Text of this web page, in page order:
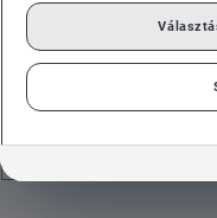
Sajnos